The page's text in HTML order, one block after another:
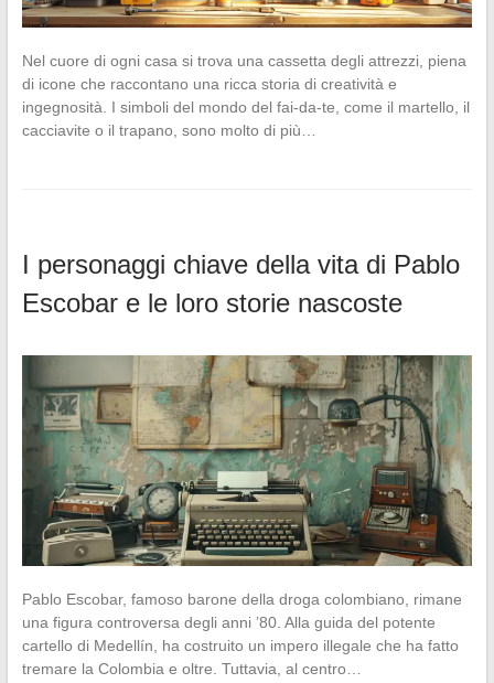
Nel cuore di ogni casa si trova una cassetta degli attrezzi, piena
di icone che raccontano una ricca storia di creatività e
ingegnosità. I simboli del mondo del fai-da-te, come il martello, il
cacciavite o il trapano, sono molto di più…
I personaggi chiave della vita di Pablo
Escobar e le loro storie nascoste
Pablo Escobar, famoso barone della droga colombiano, rimane
una figura controversa degli anni ’80. Alla guida del potente
cartello di Medellín, ha costruito un impero illegale che ha fatto
tremare la Colombia e oltre. Tuttavia, al centro…